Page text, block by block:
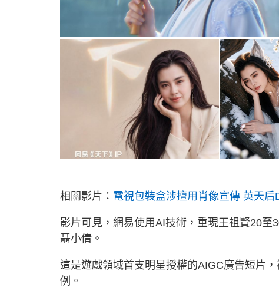
相關影片： 電視包裝盒涉擅用肖像宣傳 英天
影片可見，網易使用AI技術，重現王祖賢20
聶小倩。
這是遊戲領域首支明星授權的AIGC廣告短片
例。